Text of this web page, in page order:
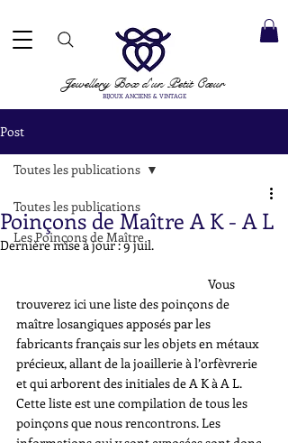
Jewellery Boxd'un Petit Cœur
BIJOUX ANCIENS & VINTAGE
Post
Toutes les publications
Les Poinçons de Maître
Toutes les publications
Poinçons de Maître A K - A L
Dernière mise à jour :9 juil.
trouverez ici une liste des poinçons de
maître losangiques apposés par les
fabricants français sur les objets en métaux
précieux, allant de la joaillerie à l’orfèvrerie
et qui arborent des initiales de A K à A L.
Cette liste est une compilation de tous les
poinçons que nous rencontrons. Les